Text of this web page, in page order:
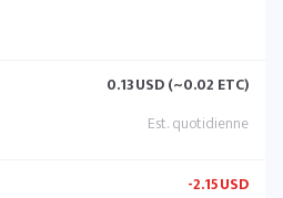
0.13USD (~0.02 ETC)
-2.15USD